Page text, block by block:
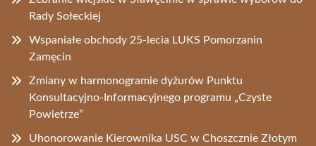
Rady Sołeckiej
Wspaniałe obchody 25-lecia LUKS Pomorzanin
Zamęcin
Zmiany w harmonogramie dyżurów Punktu
Konsultacyjno-Informacyjnego programu „Czyste
Powietrze”
Uhonorowanie Kierownika USC w Choszcznie Złotym